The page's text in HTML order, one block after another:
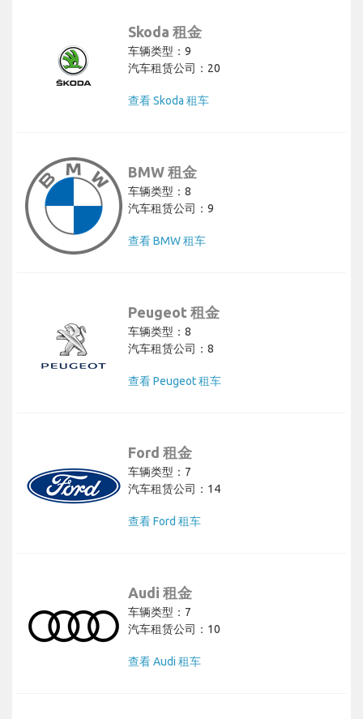
Skoda 租金
车辆类型：9
汽车租赁公司：20
查看 Skoda 租车
BMW 租金
车辆类型：8
汽车租赁公司：9
查看 BMW 租车
Peugeot 租金
车辆类型：8
汽车租赁公司：8
查看 Peugeot 租车
Ford 租金
车辆类型：7
汽车租赁公司：14
查看 Ford 租车
Audi 租金
车辆类型：7
汽车租赁公司：10
查看 Audi 租车